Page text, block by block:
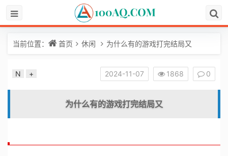
当前位置： 首页 休闲 为什么有的游戏打完结局又
2024-11-07 1868 0
N +
为什么有的游戏打完结局又